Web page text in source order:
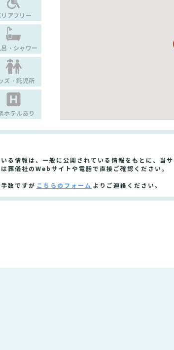
リアフリー
・シャワー
ズ・託児所
ホテルあり
る情報は、一般に公開されている情報をもとに、当
葬儀社のWebサイトや電話で直接ご確認ください。
数ですが こちらのフォーム よりご連絡ください。